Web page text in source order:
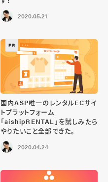
2020.05.21
PR
国内ASP唯一のレンタルECサイ
トプラットフォーム
「aishipRENTAL」を試しみたら
やりたいこと全部できた。
2020.04.24